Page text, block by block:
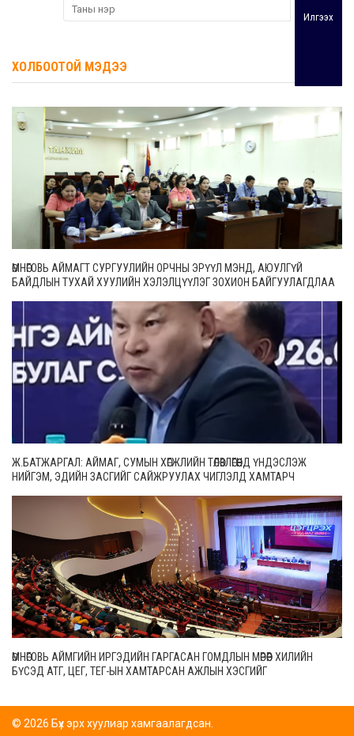
Илгээх
ХОЛБООТОЙ МЭДЭЭ
ӨМНӨГОВЬ АЙМАГТ СУРГУУЛИЙН ОРЧНЫ ЭРҮҮЛ МЭНД, АЮУЛГҮЙ
БАЙДЛЫН ТУХАЙ ХУУЛИЙН ХЭЛЭЛЦҮҮЛЭГ ЗОХИОН БАЙГУУЛАГДЛАА
Ж.БАТЖАРГАЛ: АЙМАГ, СУМЫН ХӨГЖЛИЙН ТӨЛӨВЛӨГӨӨНД ҮНДЭСЛЭЖ
НИЙГЭМ, ЭДИЙН ЗАСГИЙГ САЙЖРУУЛАХ ЧИГЛЭЛД ХАМТАРЧ
ӨМНӨГОВЬ АЙМГИЙН ИРГЭДИЙН ГАРГАСАН ГОМДЛЫН МӨРӨӨР ХИЛИЙН
БҮСЭД АТГ, ЦЕГ, ТЕГ-ЫН ХАМТАРСАН АЖЛЫН ХЭСГИЙГ
© 2026 Бүх эрх хуулиар хамгаалагдсан.